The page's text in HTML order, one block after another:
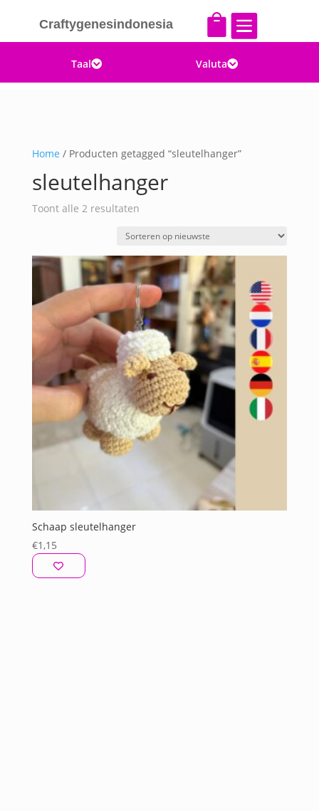
Craftygenesindonesia  
Taal Valuta
Home / Producten getagged “sleutelhanger”
sleutelhanger
Toont alle 2 resultatenGesorteerd
nieuwste
Schaap sleutelhanger
€1,15